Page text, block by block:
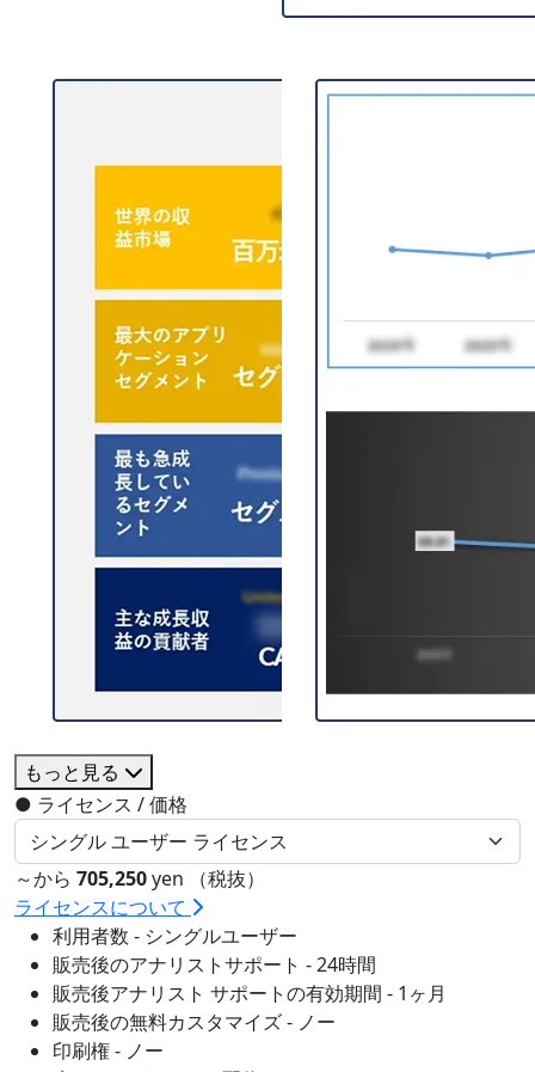
もっと見る
● ライセンス / 価格
～から 705,250yen （税抜）
ライセンスについて
利用者数 - シングルユーザー
販売後のアナリストサポート - 24時間
販売後アナリスト サポートの有効期間 - 1ヶ月
販売後の無料カスタマイズ - ノー
印刷権 - ノー